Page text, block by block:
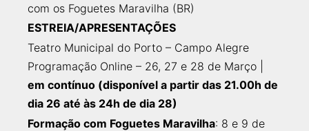
com os Foguetes Maravilha (BR)
ESTREIA/APRESENTAÇÕES
Teatro Municipal do Porto – Campo Alegre
Programação Online – 26, 27 e 28 de Março |
em contínuo (disponível a partir das 21.00h de
dia 26 até às 24h de dia 28)
Formação com Foguetes Maravilha: 8 e 9 de